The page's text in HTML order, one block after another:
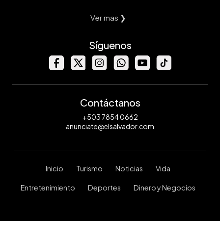
Ver mas ❯
Síguenos
Contáctanos
+503 7854 0662
anunciate@elsalvador.com
Inicio Turismo Noticias Vida
Entretenimiento Deportes Dinero y Negocios